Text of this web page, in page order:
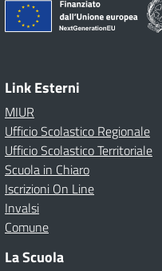
Link Esterni
MIUR
Ufficio Scolastico Regionale
Ufficio Scolastico Territoriale
Scuola in Chiaro
Iscrizioni On Line
Invalsi
Comune
La Scuola